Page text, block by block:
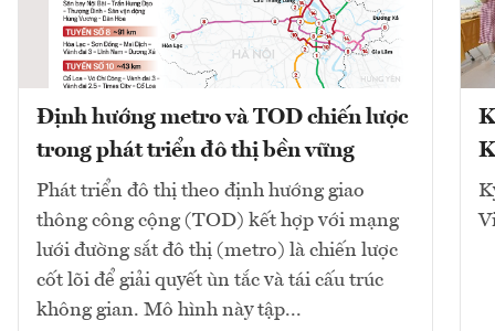
Định hướng metro và TOD chiến lược
trong phát triển đô thị bền vững
Phát triển đô thị theo định hướng giao
thông công cộng (TOD) kết hợp với mạng
lưới đường sắt đô thị (metro) là chiến lược
cốt lõi để giải quyết ùn tắc và tái cấu trúc
không gian. Mô hình này tập...